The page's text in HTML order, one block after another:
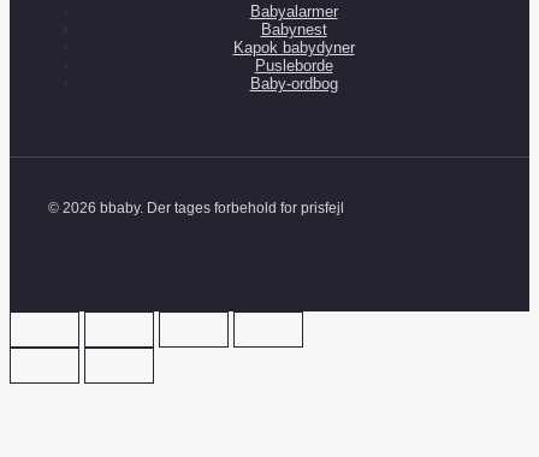
Babyalarmer
Babynest
Kapok babydyner
Pusleborde
Baby-ordbog
© 2026 bbaby. Der tages forbehold for prisfejl